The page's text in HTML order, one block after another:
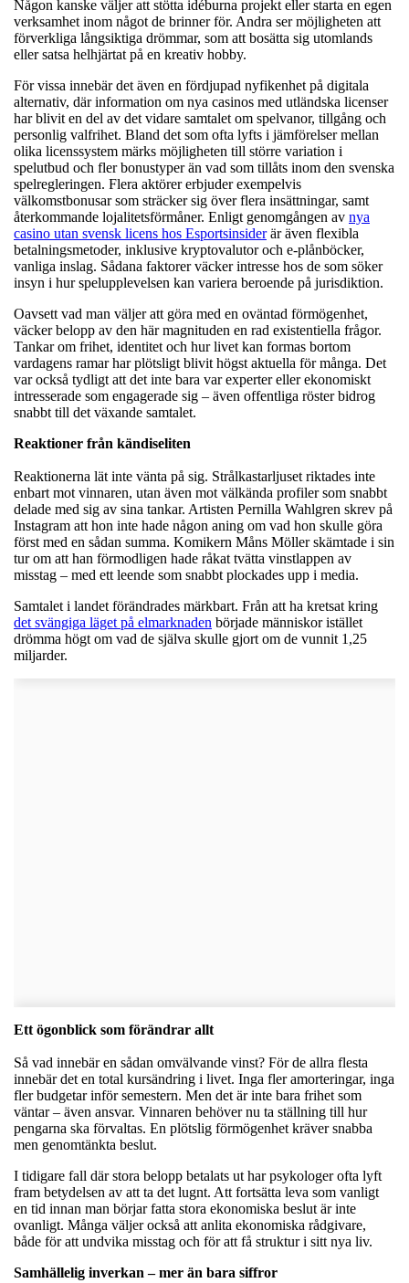
Någon kanske väljer att stötta idéburna projekt eller starta en egen
verksamhet inom något de brinner för. Andra ser möjligheten att
förverkliga långsiktiga drömmar, som att bosätta sig utomlands
eller satsa helhjärtat på en kreativ hobby.
För vissa innebär det även en fördjupad nyfikenhet på digitala
alternativ, där information om nya casinos med utländska licenser
har blivit en del av det vidare samtalet om spelvanor, tillgång och
personlig valfrihet. Bland det som ofta lyfts i jämförelser mellan
olika licenssystem märks möjligheten till större variation i
spelutbud och fler bonustyper än vad som tillåts inom den svenska
spelregleringen. Flera aktörer erbjuder exempelvis
välkomstbonusar som sträcker sig över flera insättningar, samt
återkommande lojalitetsförmåner. Enligt genomgången av nya
casino utan svensk licens hos Esportsinsiderär även flexibla
betalningsmetoder, inklusive kryptovalutor och e-plånböcker,
vanliga inslag. Sådana faktorer väcker intresse hos de som söker
insyn i hur spelupplevelsen kan variera beroende på jurisdiktion.
Oavsett vad man väljer att göra med en oväntad förmögenhet,
väcker belopp av den här magnituden en rad existentiella frågor.
Tankar om frihet, identitet och hur livet kan formas bortom
vardagens ramar har plötsligt blivit högst aktuella för många. Det
var också tydligt att det inte bara var experter eller ekonomiskt
intresserade som engagerade sig – även offentliga röster bidrog
snabbt till det växande samtalet.
Reaktioner från kändiseliten
Reaktionerna lät inte vänta på sig. Strålkastarljuset riktades inte
enbart mot vinnaren, utan även mot välkända profiler som snabbt
delade med sig av sina tankar. Artisten Pernilla Wahlgren skrev på
Instagram att hon inte hade någon aning om vad hon skulle göra
först med en sådan summa. Komikern Måns Möller skämtade i sin
tur om att han förmodligen hade råkat tvätta vinstlappen av
misstag – med ett leende som snabbt plockades upp i media.
Samtalet i landet förändrades märkbart. Från att ha kretsat kring
det svängiga läget på elmarknaden började människor istället
drömma högt om vad de själva skulle gjort om de vunnit 1,25
miljarder.
Ett ögonblick som förändrar allt
Så vad innebär en sådan omvälvande vinst? För de allra flesta
innebär det en total kursändring i livet. Inga fler amorteringar, inga
fler budgetar inför semestern. Men det är inte bara frihet som
väntar – även ansvar. Vinnaren behöver nu ta ställning till hur
pengarna ska förvaltas. En plötslig förmögenhet kräver snabba
men genomtänkta beslut.
I tidigare fall där stora belopp betalats ut har psykologer ofta lyft
fram betydelsen av att ta det lugnt. Att fortsätta leva som vanligt
en tid innan man börjar fatta stora ekonomiska beslut är inte
ovanligt. Många väljer också att anlita ekonomiska rådgivare,
både för att undvika misstag och för att få struktur i sitt nya liv.
Samhällelig inverkan – mer än bara siffror